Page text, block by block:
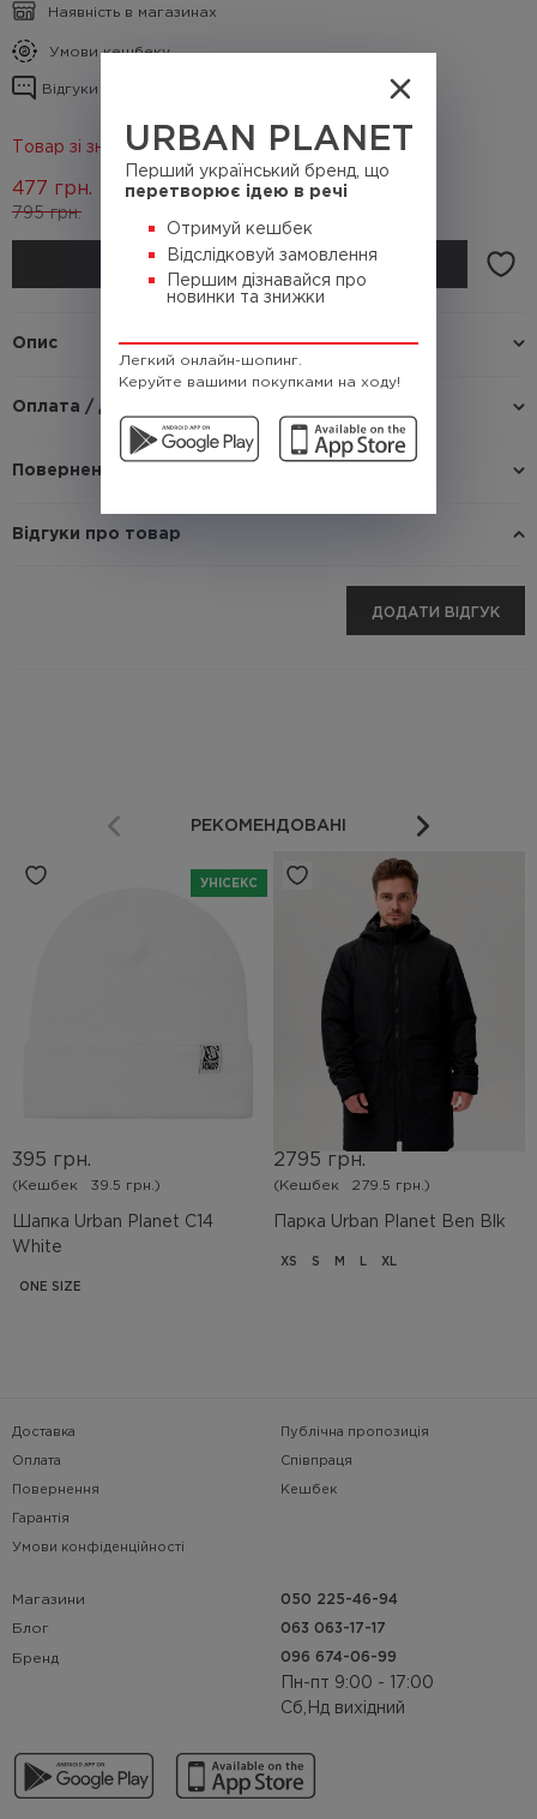
URBAN PLANET
Перший український бренд, що
перетворює ідею в речі
Отримуй кешбек
Відслідковуй замовлення
Першим дізнавайся про
новинки та знижки
Легкий онлайн-шопинг.
Керуйте вашими покупками на ходу!
Наявність в магазинах
Умови кешбеку
Відгуки про товар
Товар зі знижкою 40%
795 грн.
477 грн.
КУПИТИ
Опис
Оплата / доставка
Повернення / Обмін
Відгуки про товар
ДОДАТИ ВІДГУК
РЕКОМЕНДОВАНІ
УНІСЕКС
Шапка Urban Planet С14
White
395 грн.
(Кешбек 39.5 грн.)
ONE SIZE
Парка Urban Planet Ben Blk
2795 грн.
(Кешбек 279.5 грн.)
XS S M L XL
Доставка
Оплата
Повернення
Гарантія
Умови конфіденційності
Публічна пропозиція
Співпраця
Кешбек
Магазини
Блог
Бренд
050 225-46-94
063 063-17-17
096 674-06-99
Пн-пт 9:00 - 17:00
Сб,Нд вихідний